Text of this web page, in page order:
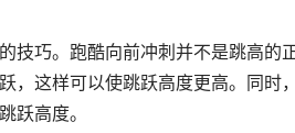
技巧。跑酷向前冲刺并不是跳高的
，这样可以使跳跃高度更高。同时
跃高度。